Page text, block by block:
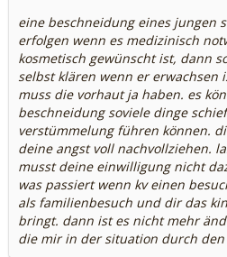
eine beschneidung eines jungen
erfolgen wenn es medizinisch
kosmetisch gewünscht ist, dann
selbst klären wenn er erwachsen
muss die vorhaut ja haben. es
beschneidung soviele dinge
verstümmelung führen können.
deine angst voll nachvollziehen.
musst deine einwilligung nicht
was passiert wenn kv einen
als familienbesuch und dir das
bringt. dann ist es nicht mehr
die mir in der situation durch